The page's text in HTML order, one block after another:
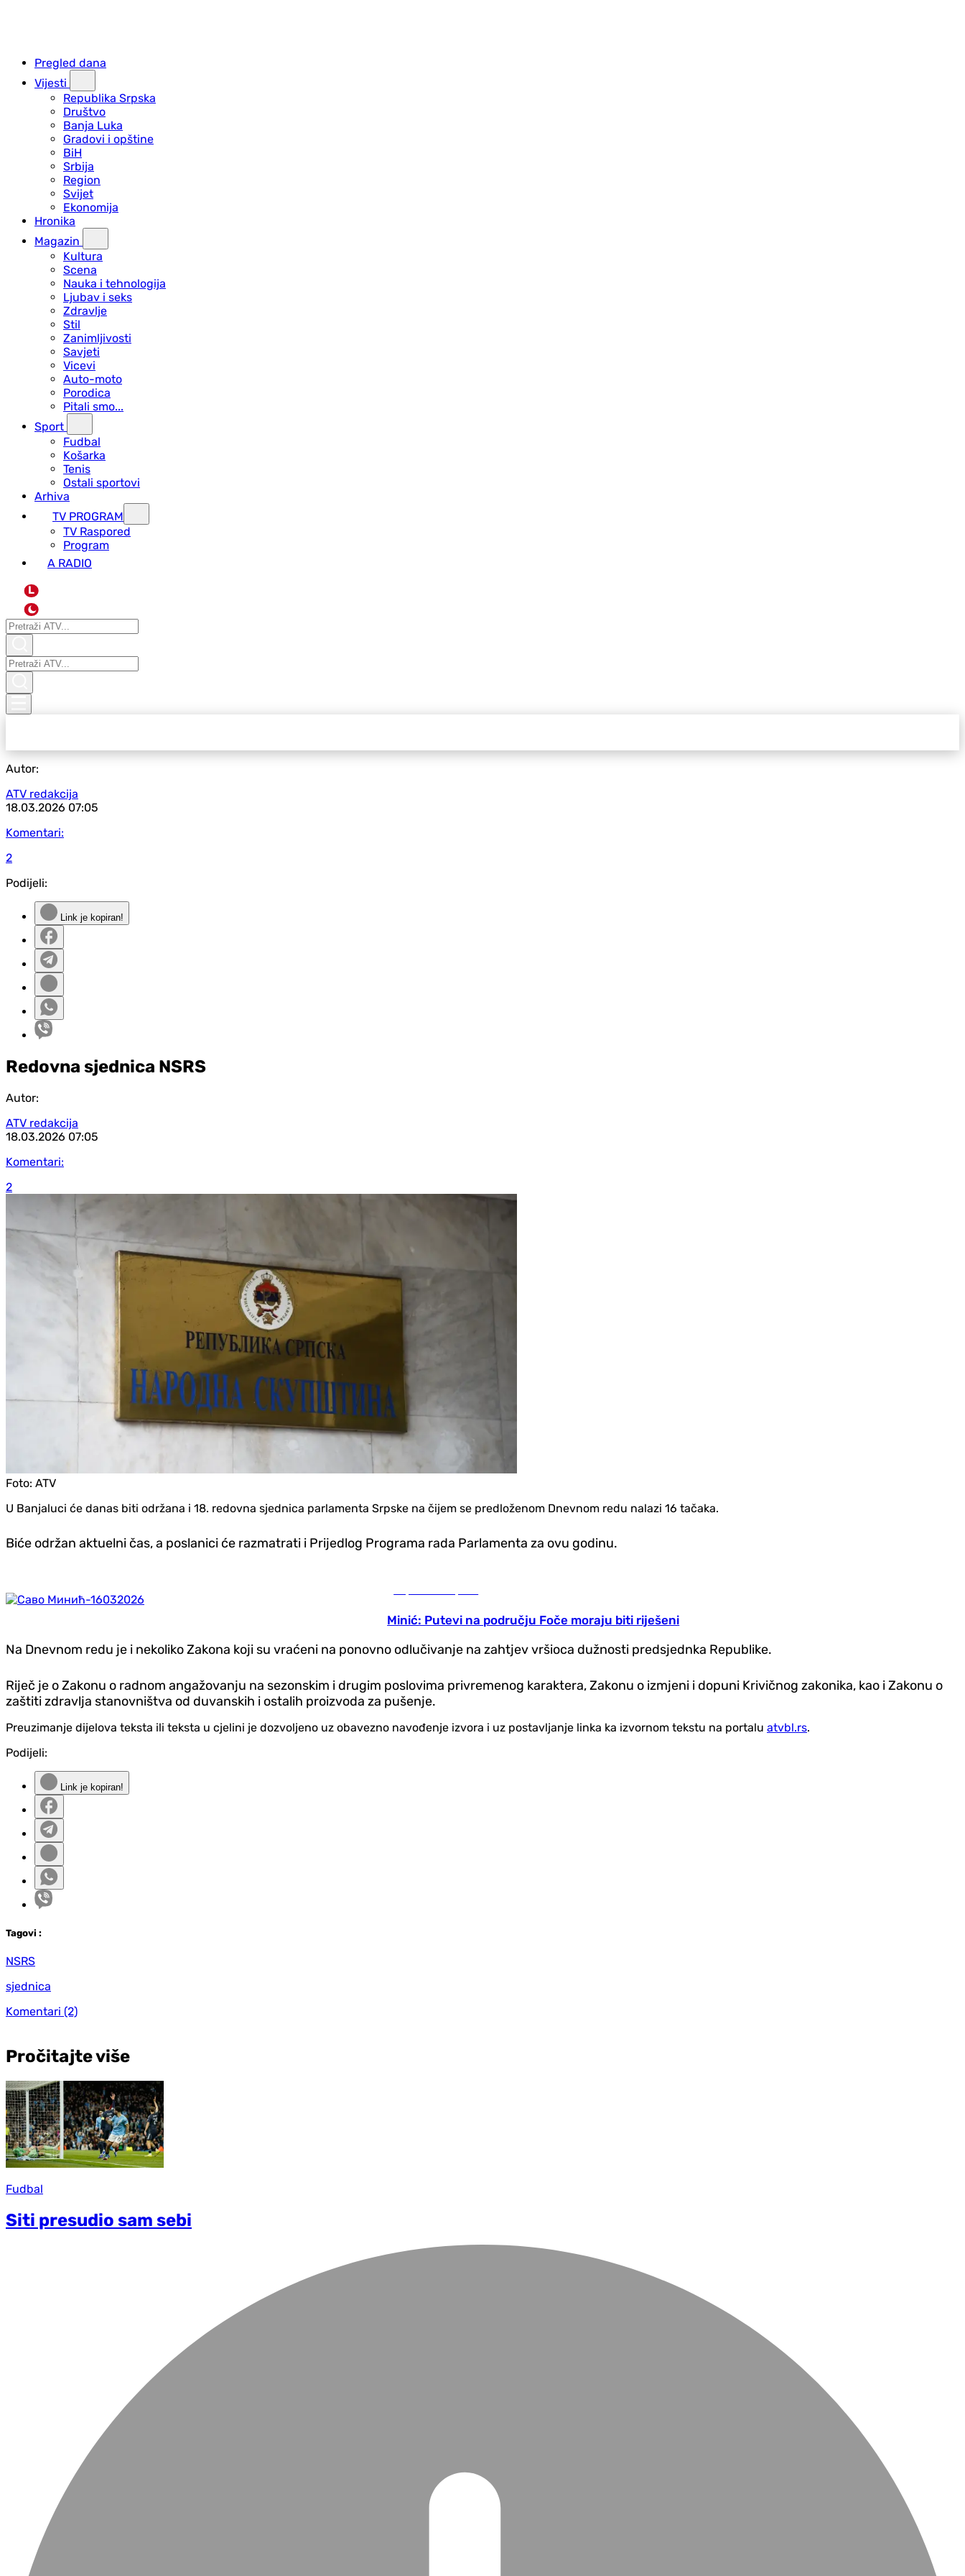
Pregled dana
Vijesti
Republika Srpska
Društvo
Banja Luka
Gradovi i opštine
BiH
Srbija
Region
Svijet
Ekonomija
Hronika
Magazin
Kultura
Scena
Nauka i tehnologija
Ljubav i seks
Zdravlje
Stil
Zanimljivosti
Savjeti
Vicevi
Auto-moto
Porodica
Pitali smo...
Sport
Fudbal
Košarka
Tenis
Ostali sportovi
Arhiva
TV PROGRAM
ТV Raspored
Program
A RADIO
L
Autor:
ATV redakcija
18.03.2026 07:05
Komentari:
2
Podijeli:
Link je kopiran!
Redovna sjednica NSRS
Autor:
ATV redakcija
18.03.2026 07:05
Komentari:
2
Foto: ATV
U Banjaluci će danas biti održana i 18. redovna sjednica parlamenta Srpske na čijem se predloženom Dnevnom redu nalazi 16 tačaka.
Biće održan aktuelni čas, a poslanici će razmatrati i Prijedlog Programa rada Parlamenta za ovu godinu.
Minić: Putevi na području Foče moraju biti riješeni
Na Dnevnom redu je i nekoliko Zakona koji su vraćeni na ponovno odlučivanje na zahtjev vršioca dužnosti predsjednka Republike.
Riječ je o Zakonu o radnom angažovanju na sezonskim i drugim poslovima privremenog karaktera, Zakonu o izmjeni i dopuni Krivičnog zakonika, kao i Zakonu o
zaštiti zdravlja stanovništva od duvanskih i ostalih proizvoda za pušenje.
Preuzimanje dijelova teksta ili teksta u cjelini je dozvoljeno uz obavezno navođenje izvora i uz postavljanje linka ka izvornom tekstu na portalu atvbl.rs.
Podijeli:
Link je kopiran!
Tagovi :
NSRS
sjednica
Komentari (2)
Pročitajte više
Fudbal
Siti presudio sam sebi